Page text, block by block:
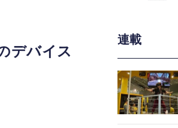
デバイス
連載